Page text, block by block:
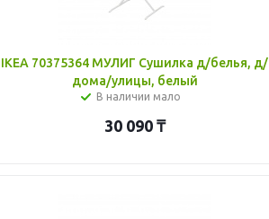
IKEA 70375364 МУЛИГ Сушилка д/белья, д/
дома/улицы, белый
В наличии мало
30 090₸